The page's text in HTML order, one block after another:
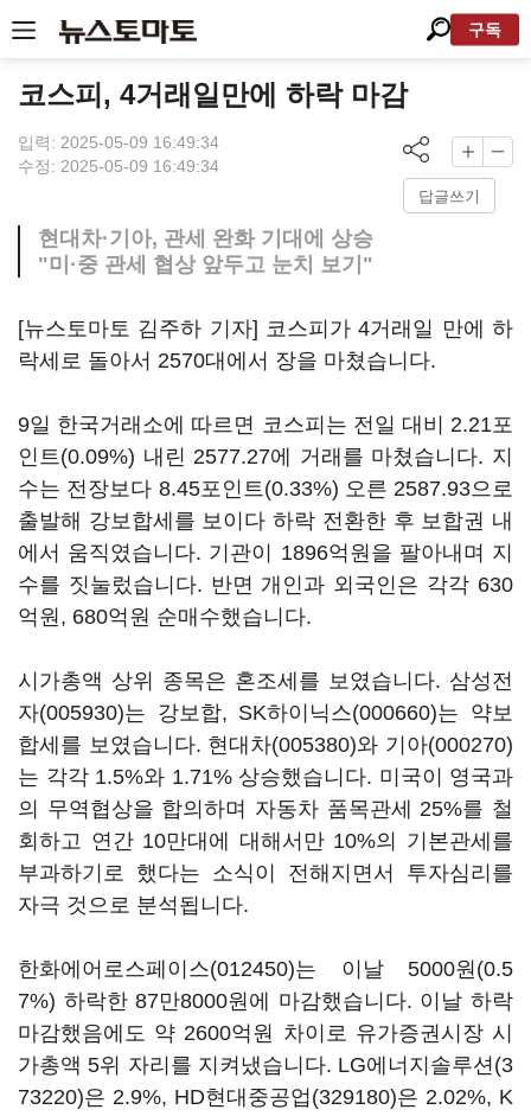
구독
코스피, 4거래일만에 하락 마감
입력: 2025-05-09 16:49:34
수정: 2025-05-09 16:49:34
답글쓰기
현대차·기아, 관세 완화 기대에 상승
"미·중 관세 협상 앞두고 눈치 보기"
[뉴스토마토 김주하 기자] 코스피가 4거래일 만에 하
락세로 돌아서 2570대에서 장을 마쳤습니다.
9일 한국거래소에 따르면 코스피는 전일 대비 2.21포
인트(0.09%) 내린 2577.27에 거래를 마쳤습니다. 지
수는 전장보다 8.45포인트(0.33%) 오른 2587.93으로
출발해 강보합세를 보이다 하락 전환한 후 보합권 내
에서 움직였습니다. 기관이 1896억원을 팔아내며 지
수를 짓눌렀습니다. 반면 개인과 외국인은 각각 630
억원, 680억원 순매수했습니다.
시가총액 상위 종목은 혼조세를 보였습니다. 삼성전
자(005930)는 강보합, SK하이닉스(000660)는 약보
합세를 보였습니다. 현대차(005380)와 기아(000270)
는 각각 1.5%와 1.71% 상승했습니다. 미국이 영국과
의 무역협상을 합의하며 자동차 품목관세 25%를 철
회하고 연간 10만대에 대해서만 10%의 기본관세를
부과하기로 했다는 소식이 전해지면서 투자심리를
자극 것으로 분석됩니다.
한화에어로스페이스(012450)는 이날 5000원(0.5
7%) 하락한 87만8000원에 마감했습니다. 이날 하락
마감했음에도 약 2600억원 차이로 유가증권시장 시
가총액 5위 자리를 지켜냈습니다. LG에너지솔루션(3
73220)은 2.9%, HD현대중공업(329180)은 2.02%, K